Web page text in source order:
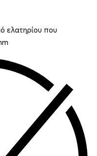
ελατηρίου που